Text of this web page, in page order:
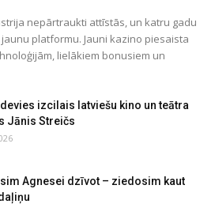
nepārtraukti attīstās, un katru gadu
platformu. Jauni kazino piesaista
lielākiem bonusiem un
izcilais latviešu kino un teātra
Jānis Streičs
Agnesei dzīvot – ziedosim kaut